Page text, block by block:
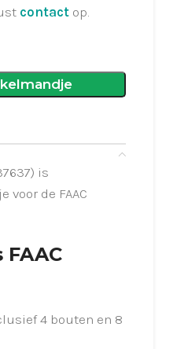
contact op.
is
voor de FAAC
4 bouten en 8